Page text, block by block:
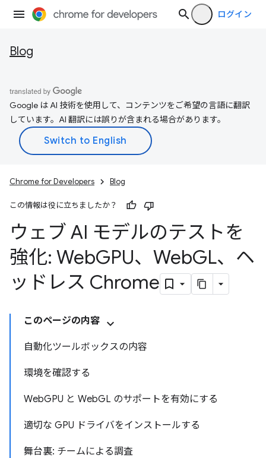
ログイン
Blog
Google は AI 技術を使用して、コンテンツをご希望の言語に翻訳
しています。AI 翻訳には誤りが含まれる場合があります。
Chrome for Developers Blog
この情報は役に立ちましたか？
ウェブ AI モデルのテストを
強化: WebGPU、WebGL、ヘ
ッドレス Chrome
このページの内容
自動化ツールボックスの内容
環境を確認する
WebGPU と WebGL のサポートを有効にする
適切な GPU ドライバをインストールする
舞台裏: チームによる調査